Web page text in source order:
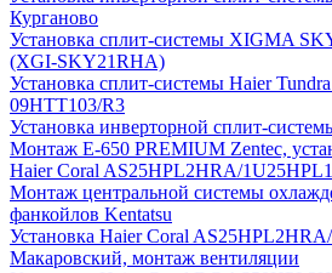
Курганово
Установка сплит-системы XIGMA
(XGI-SKY21RHA)
Установка сплит-системы Haier
09HTT103/R3
Установка инверторной сплит-
Монтаж E-650 PREMIUM Zentec,
Haier Coral AS25HPL2HRA/
Монтаж центральной системы
фанкойлов Kentatsu
Установка Haier Coral
Макаровский, монтаж вентиляции